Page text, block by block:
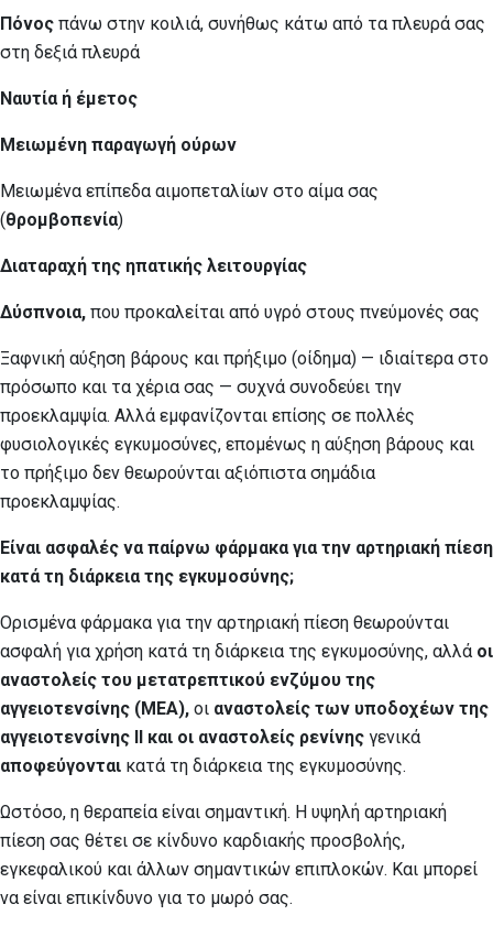
Πόνος πάνω στην κοιλιά, συνήθως κάτω από τα πλευρά σας
στη δεξιά πλευρά
Ναυτία ή έμετος
Μειωμένη παραγωγή ούρων
Μειωμένα επίπεδα αιμοπεταλίων στο αίμα σας
(θρομβοπενία)
Διαταραχή της ηπατικής λειτουργίας
Δύσπνοια, που προκαλείται από υγρό στους πνεύμονές σας
Ξαφνική αύξηση βάρους και πρήξιμο (οίδημα) — ιδιαίτερα στο
πρόσωπο και τα χέρια σας — συχνά συνοδεύει την
προεκλαμψία. Αλλά εμφανίζονται επίσης σε πολλές
φυσιολογικές εγκυμοσύνες, επομένως η αύξηση βάρους και
το πρήξιμο δεν θεωρούνται αξιόπιστα σημάδια
προεκλαμψίας.
Είναι ασφαλές να παίρνω φάρμακα για την αρτηριακή πίεση
κατά τη διάρκεια της εγκυμοσύνης;
Ορισμένα φάρμακα για την αρτηριακή πίεση θεωρούνται
ασφαλή για χρήση κατά τη διάρκεια της εγκυμοσύνης, αλλά οι
αναστολείς του μετατρεπτικού ενζύμου της
αγγειοτενσίνης (ΜΕΑ), οι αναστολείς των υποδοχέων της
αγγειοτενσίνης ΙΙ και οι αναστολείς ρενίνης γενικά
αποφεύγονται κατά τη διάρκεια της εγκυμοσύνης.
Ωστόσο, η θεραπεία είναι σημαντική. Η υψηλή αρτηριακή
πίεση σας θέτει σε κίνδυνο καρδιακής προσβολής,
εγκεφαλικού και άλλων σημαντικών επιπλοκών. Και μπορεί
να είναι επικίνδυνο για το μωρό σας.